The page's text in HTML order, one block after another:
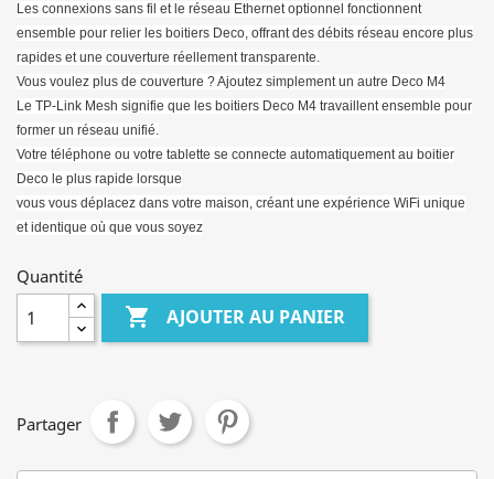
Les connexions sans fil et le réseau Ethernet optionnel fonctionnent
ensemble pour relier les boitiers Deco, offrant des débits réseau encore plus
rapides et une couverture réellement transparente.
Vous voulez plus de couverture ? Ajoutez simplement un autre Deco M4
Le TP-Link Mesh signifie que les boitiers Deco M4 travaillent ensemble pour
former un réseau unifié.
Votre téléphone ou votre tablette se connecte automatiquement au boitier
Deco le plus rapide lorsque
vous vous déplacez dans votre maison, créant une expérience WiFi unique
et identique où que vous soyez
Quantité
 AJOUTER AU PANIER
Partager